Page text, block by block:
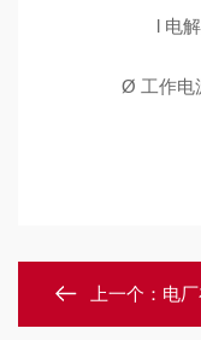
l 电
Ø 工作电
上一个： 电厂